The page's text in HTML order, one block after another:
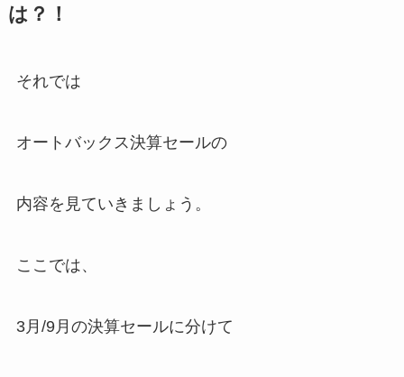
は？！
それでは
オートバックス決算セールの
内容を見ていきましょう。
ここでは、
3月/9月の決算セールに分けて